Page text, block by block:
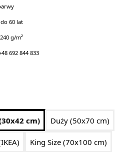
60 lat
g/m²
692 844 833
cm) Duży (50x70 cm)
King Size (70x100 cm)